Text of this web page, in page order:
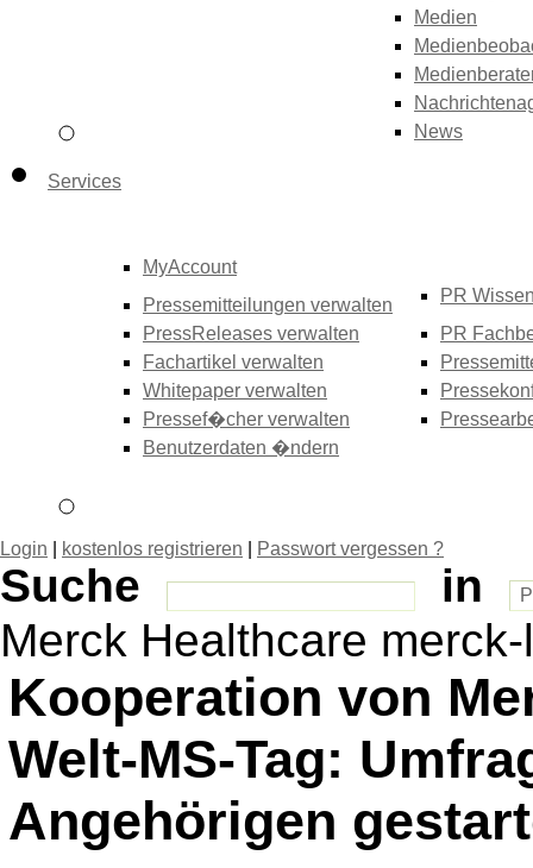
Medien
News
Services
MyAccount
Pressemitteilungen verwalten
PressReleases verwalten
Fachartikel verwalten
Whitepaper verwalten
Pressef�cher verwalten
Benutzerdaten �ndern
PR
PR
Login kostenlos registrieren Passwort vergessen ?
Suche
in
Merck Healthcare
Kooperation von
Welt-MS-Tag:
Angehörigen